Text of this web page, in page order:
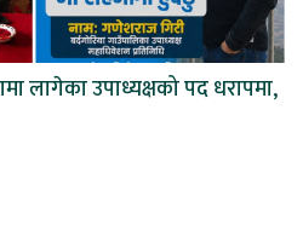
लागेका उपाध्यक्षको पद धरापमा,